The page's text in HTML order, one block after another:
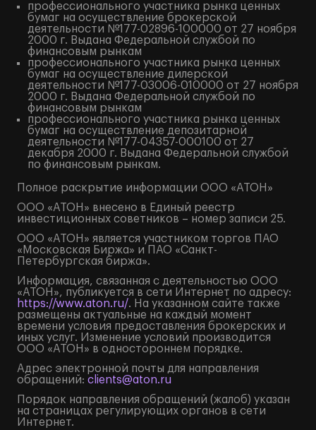
профессионального участника рынка ценных
бумаг на осуществление брокерской
деятельности №177-02896-100000 от 27 ноября
2000 г. Выдана Федеральной службой по
финансовым рынкам
профессионального участника рынка ценных
бумаг на осуществление дилерской
деятельности №177-03006-010000 от 27 ноября
2000 г. Выдана Федеральной службой по
финансовым рынкам
профессионального участника рынка ценных
бумаг на осуществление депозитарной
деятельности №177-04357-000100 от 27
декабря 2000 г. Выдана Федеральной службой
по финансовым рынкам.
Полное раскрытие информации ООО «АТОН»
ООО «АТОН» внесено в Единый реестр
инвестиционных советников – номер записи 25.
ООО «АТОН» является участником торгов ПАО
«Московская Биржа» и ПАО «Санкт-
Петербургская биржа».
Информация, связанная с деятельностью ООО
«АТОН», публикуется в сети Интернет по адресу:
https://www.aton.ru/. На указанном сайте также
размещены актуальные на каждый момент
времени условия предоставления брокерских и
иных услуг. Изменение условий производится
ООО «АТОН» в одностороннем порядке.
Адрес электронной почты для направления
обращений: clients@aton.ru
Порядок направления обращений (жалоб) указан
на страницах регулирующих органов в сети
Интернет.